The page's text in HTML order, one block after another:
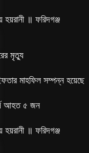
হয়রানী ॥ ফরিদগঞ্জ
মৃত্যু
মাহফিল সম্পন্ন হয়েছে
আহত ৫ জন
হয়রানী ॥ ফরিদগঞ্জ